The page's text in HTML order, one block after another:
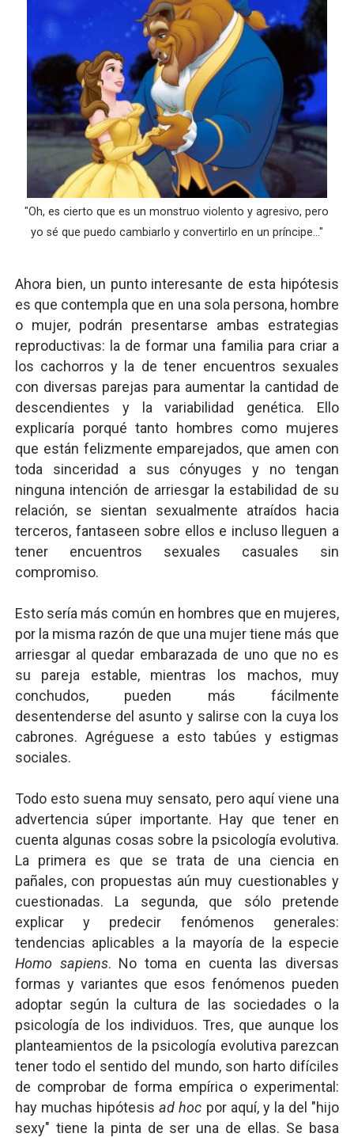
"Oh, es cierto que es un monstruo violento y agresivo, pero
yo sé que puedo cambiarlo y convertirlo en un príncipe..."
Ahora bien, un punto interesante de esta hipótesis
es que contempla que en una sola persona, hombre
o mujer, podrán presentarse ambas estrategias
reproductivas: la de formar una familia para criar a
los cachorros y la de tener encuentros sexuales
con diversas parejas para aumentar la cantidad de
descendientes y la variabilidad genética. Ello
explicaría porqué tanto hombres como mujeres
que están felizmente emparejados, que amen con
toda sinceridad a sus cónyuges y no tengan
ninguna intención de arriesgar la estabilidad de su
relación, se sientan sexualmente atraídos hacia
terceros, fantaseen sobre ellos e incluso lleguen a
tener encuentros sexuales casuales sin
compromiso.
Esto sería más común en hombres que en mujeres,
por la misma razón de que una mujer tiene más que
arriesgar al quedar embarazada de uno que no es
su pareja estable, mientras los machos, muy
conchudos, pueden más fácilmente
desentenderse del asunto y salirse con la cuya los
cabrones. Agréguese a esto tabúes y estigmas
sociales.
Todo esto suena muy sensato, pero aquí viene una
advertencia súper importante. Hay que tener en
cuenta algunas cosas sobre la psicología evolutiva.
La primera es que se trata de una ciencia en
pañales, con propuestas aún muy cuestionables y
cuestionadas. La segunda, que sólo pretende
explicar y predecir fenómenos generales:
tendencias aplicables a la mayoría de la especie
Homo sapiens. No toma en cuenta las diversas
formas y variantes que esos fenómenos pueden
adoptar según la cultura de las sociedades o la
psicología de los individuos. Tres, que aunque los
planteamientos de la psicología evolutiva parezcan
tener todo el sentido del mundo, son harto difíciles
de comprobar de forma empírica o experimental:
hay muchas hipótesisad hoc por aquí, y la del "hijo
sexy" tiene la pinta de ser una de ellas. Se basa